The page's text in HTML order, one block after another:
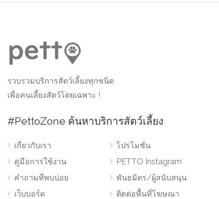
รวบรวมบริการสัตว์เลี้ยงทุกชนิด
เพื่อคนเลี้ยงสัตว์โดยเฉพาะ !
#PettoZone ค้นหาบริการสัตว์เลี้ยง
เกี่ยวกับเรา
คู่มือการใช้งาน
คำถามที่พบบ่อย
เว็บบอร์ด
โปรโมชั่น
PETTO Instagram
พันธมิตร/ผู้สนับสนุน
ติดต่อพื้นที่โฆษณา